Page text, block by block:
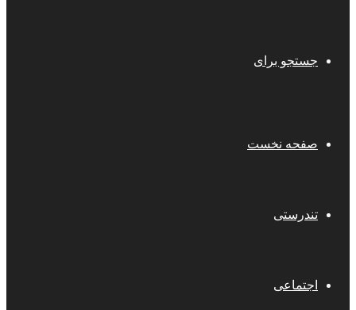
جستجو برای
صفحه نخست
تندرستی
اجتماعی